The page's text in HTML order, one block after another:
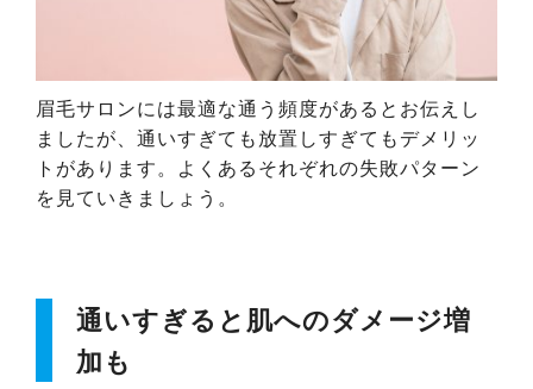
眉毛サロンには最適な通う頻度があるとお伝えし
ましたが、通いすぎても放置しすぎてもデメリッ
トがあります。よくあるそれぞれの失敗パターン
を見ていきましょう。
通いすぎると肌へのダメージ増
加も